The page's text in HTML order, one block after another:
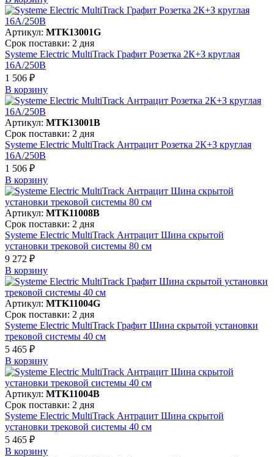
Артикул: MTK13001G
Срок поставки: 2 дня
Systeme Electric MultiTrack Графит Розетка 2К+З круглая
16А/250В
1 506 ₽
В корзинy
Артикул: MTK13001B
Срок поставки: 2 дня
Systeme Electric MultiTrack Антрацит Розетка 2К+З круглая
16А/250В
1 506 ₽
В корзинy
Артикул: MTK11008B
Срок поставки: 2 дня
Systeme Electric MultiTrack Антрацит Шина скрытой
установки трековой системы 80 см
9 272 ₽
В корзинy
Артикул: MTK11004G
Срок поставки: 2 дня
Systeme Electric MultiTrack Графит Шина скрытой установки
трековой системы 40 см
5 465 ₽
В корзинy
Артикул: MTK11004B
Срок поставки: 2 дня
Systeme Electric MultiTrack Антрацит Шина скрытой
установки трековой системы 40 см
5 465 ₽
В корзинy